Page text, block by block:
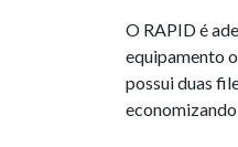
O RAPID é
equipamento
possui duas